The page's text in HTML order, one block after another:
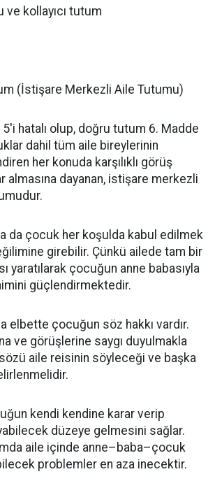
ve kollayıcı tutum
(İstişare Merkezli Aile Tutumu)
5'i hatalı olup, doğru tutum 6. Madde
dahil tüm aile bireylerinin
her konuda karşılıklı görüş
almasına dayanan, istişare merkezli
da çocuk her koşulda kabul edilmek
girebilir. Çünkü ailede tam bir
yaratılarak çocuğun anne babasıyla
güçlendirmektedir.
elbette çocuğun söz hakkı vardır.
ve görüşlerine saygı duyulmakla
aile reisinin söyleceği ve başka
kendi kendine karar verip
düzeye gelmesini sağlar.
aile içinde anne–baba–çocuk
problemler en aza inecektir.